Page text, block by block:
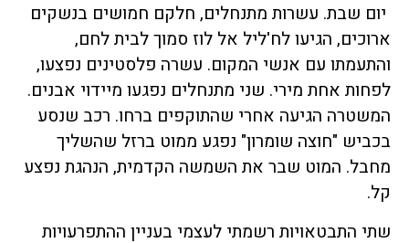
יום שבת. עשרות מתנחלים, חלקם חמושים בנשקים
ארוכים, הגיעו לח'ליל אל לוז סמוך לבית לחם,
והתעמתו עם אנשי המקום. עשרה פלסטינים נפצעו,
לפחות אחת מירי. שני מתנחלים נפגעו מיידוי אבנים.
המשטרה הגיעה אחרי שהתוקפים ברחו. רכב שנסע
בכביש "חוצה שומרון" נפגע ממוט ברזל שהשליך
מחבל. המוט שבר את השמשה הקדמית, הנהגת נפצע
קל.
שתי התבטאויות רשמתי לעצמי בעניין ההתפרעויות